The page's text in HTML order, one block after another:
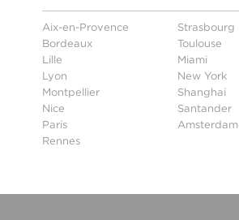
Aix-en-Provence
Bordeaux
Lille
Lyon
Montpellier
Nice
Paris
Rennes
Strasbourg
Toulouse
Miami
New York
Shanghai
Santander
Amsterdam